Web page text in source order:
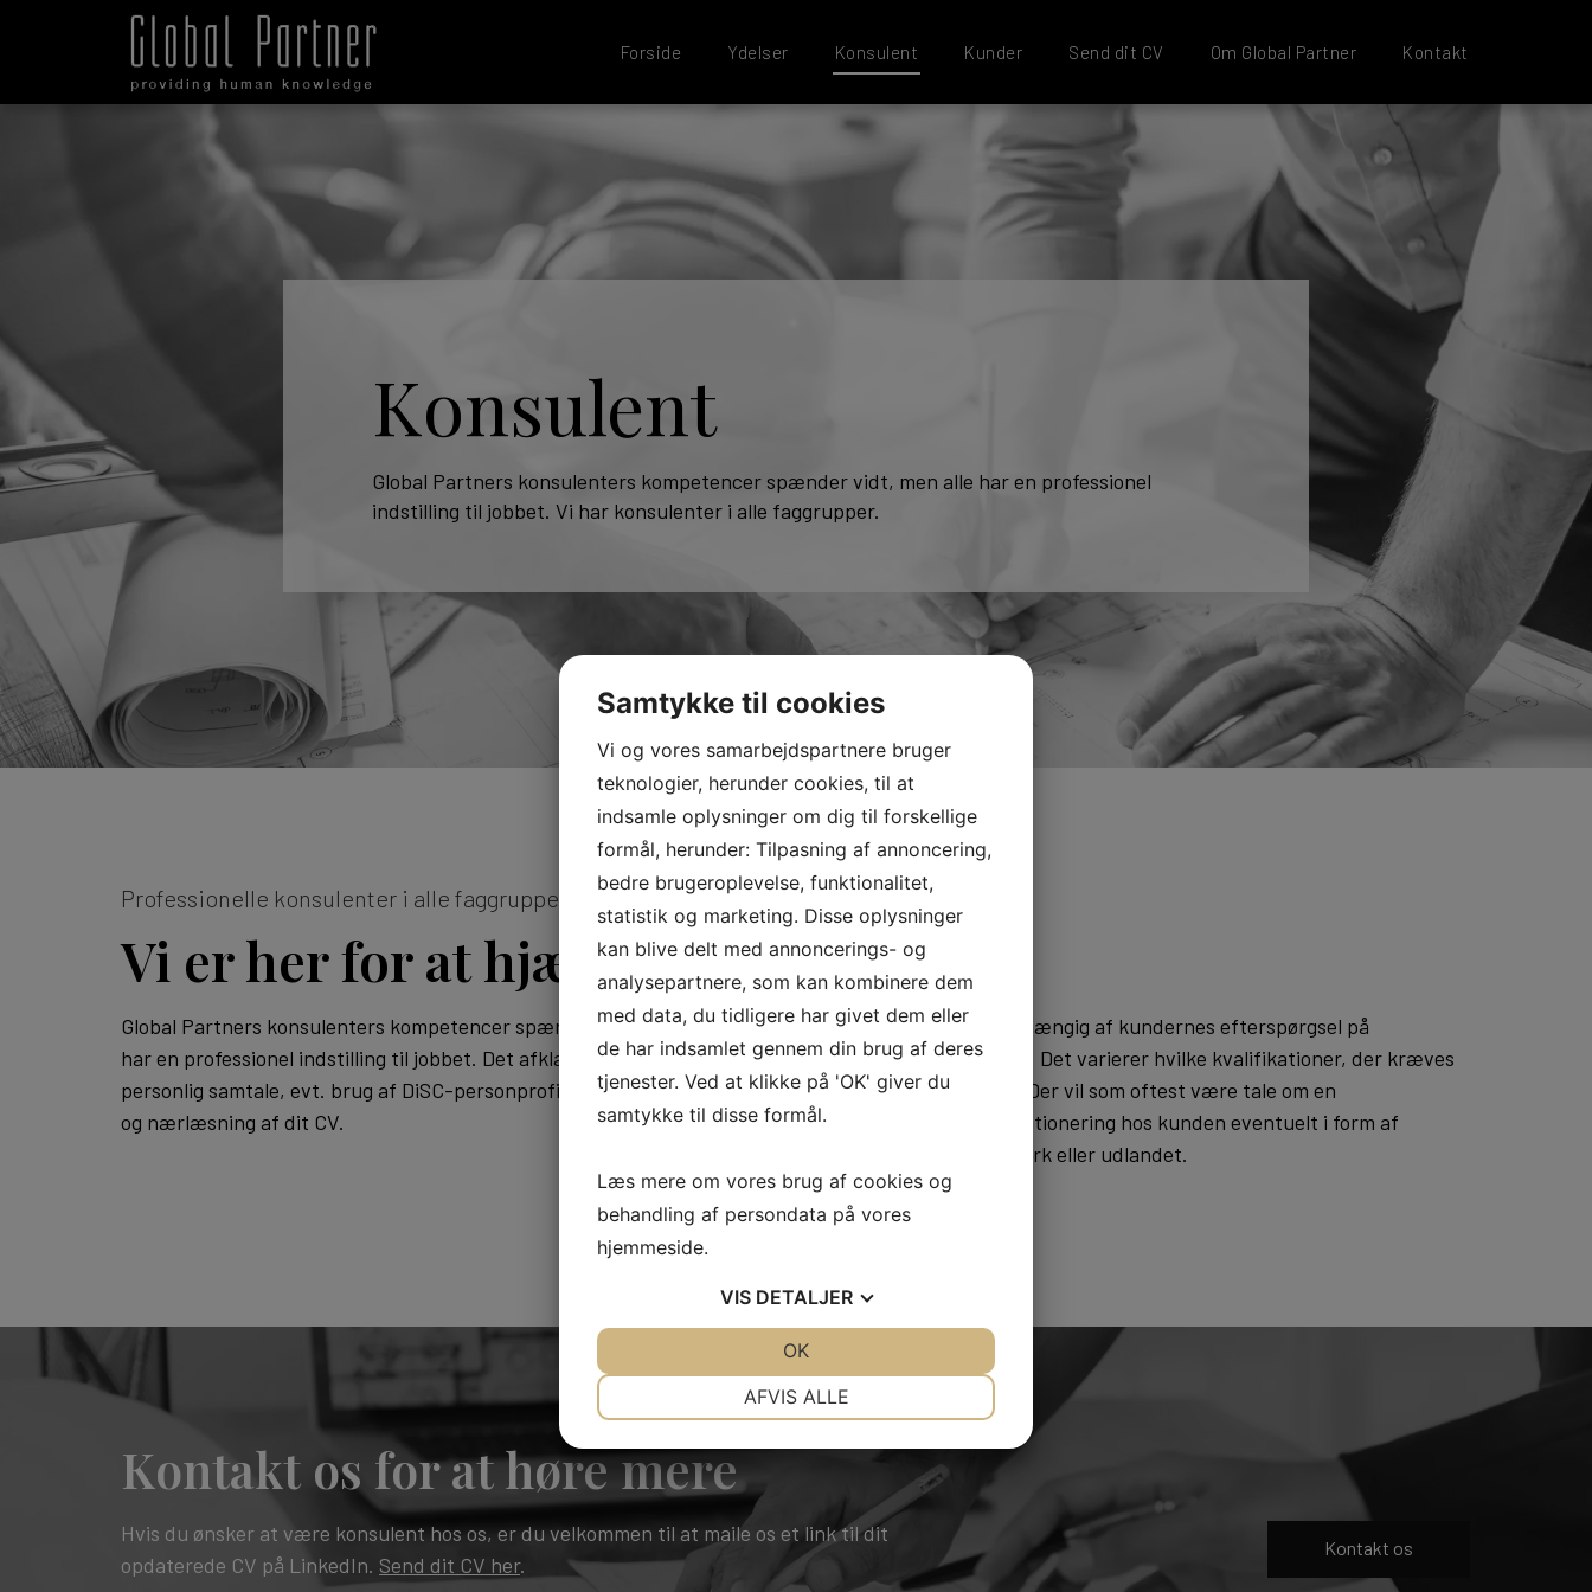
Forside Ydelser Konsulent Kunder Send dit CV Om Global Partner Kontakt
Konsulent
Global Partners konsulenters kompetencer spænder vidt, men alle har en professionel
indstilling til jobbet. Vi har konsulenter i alle faggrupper.
Professionelle konsulenter i alle faggrupper i industrienv
Vi er her for at hjælpe
Global Partners konsulenters kompetencer spænder vidt, men alle
har en professionel indstilling til jobbet. Det afklarer vi ved en
personlig samtale, evt. brug af DiSC-personprofil samt via referencer
og nærlæsning af dit CV.
Global Partner er afhængig af kundernes efterspørgsel på
konsulentassistance. Det varierer hvilke kvalifikationer, der kræves
og i hvilket tidsrum. Der vil som oftest være tale om en
tidsbegrænset udstationering hos kunden eventuelt i form af
rejsearbejde i Danmark eller udlandet.
Kontakt os for at høre mere
Hvis du ønsker at være konsulent hos os, er du velkommen til at maile os et link til dit
opdaterede CV på LinkedIn. Send dit CV her.
Kontakt os
Samtykke til cookies
Vi og vores samarbejdspartnere bruger
teknologier, herunder cookies, til at
indsamle oplysninger om dig til forskellige
formål, herunder: Tilpasning af annoncering,
bedre brugeroplevelse, funktionalitet,
statistik og marketing. Disse oplysninger
kan blive delt med annoncerings- og
analysepartnere, som kan kombinere dem
med data, du tidligere har givet dem eller
de har indsamlet gennem din brug af deres
tjenester. Ved at klikke på 'OK' giver du
samtykke til disse formål.
Læs mere om vores brug af cookies og
behandling af persondata på vores
hjemmeside.
VIS DETALJER
MARKETING STATISTIK
AFVIS ALLE
OK